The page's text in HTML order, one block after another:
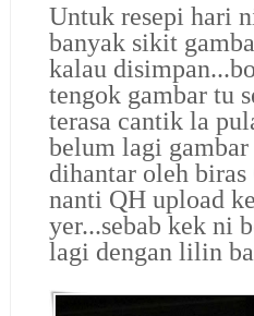
Untuk resepi hari
banyak sikit
kalau
tengok gambar tu
terasa cantik la
belum lagi gambar
dihantar oleh
nanti QH upload
yer...sebab kek ni
lagi dengan lilin